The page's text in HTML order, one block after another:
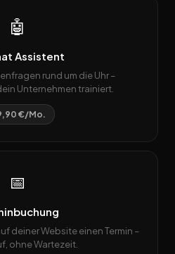
🤖
Assistent
rund um die Uhr –
Unternehmen trainiert.
€/Mo.
📅
deiner Website einen Termin –
ohne Wartezeit.